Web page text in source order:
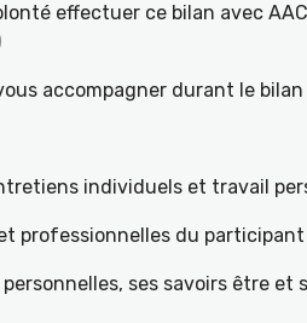
effectuer ce bilan avec
accompagner durant le
individuels et travail
professionnelles du participant
ses savoirs être et